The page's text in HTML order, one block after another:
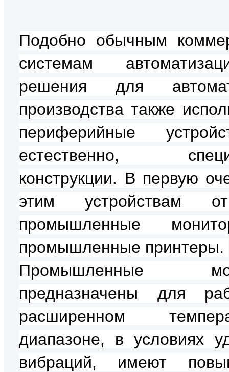
Подобно обычным
системам
решения для
производства также
периферийные
естественно,
конструкции. В первую
этим устройствам
промышленные
промышленные принтеры.
Промышленные
предназначены для
расширенном
диапазоне, в условиях
вибраций, имеют